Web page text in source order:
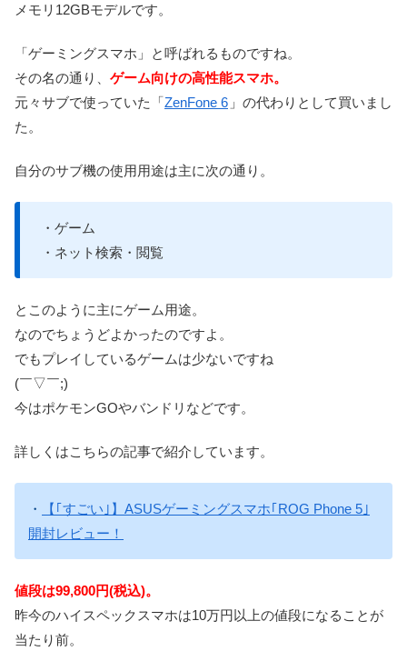
メモリ12GBモデルです。
「ゲーミングスマホ」と呼ばれるものですね。
その名の通り、 ゲーム向けの高性能スマホ。
元々サブで使っていた「ZenFone 6 」の代わりとして買いまし
た。
自分のサブ機の使用用途は主に次の通り。
・ゲーム
・ネット検索・閲覧
とこのように主にゲーム用途。
なのでちょうどよかったのですよ。
でもプレイしているゲームは少ないですね
(￣▽￣;)
今はポケモンGOやバンドリなどです。
詳しくはこちらの記事で紹介しています。
・
【｢すごい｣】ASUSゲーミングスマホ｢ROG Phone 5｣
開封レビュー！
値段は99,800円(税込)。
昨今のハイスペックスマホは10万円以上の値段になることが
当たり前。